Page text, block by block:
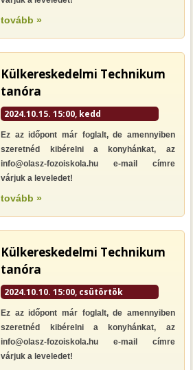
tovább »
Külkereskedelmi Technikum
tanóra
2024.10.15. 15:00, kedd
Ez az időpont már foglalt, de amennyiben
szeretnéd kibérelni a konyhánkat, az
info@olasz-fozoiskola.hu e-mail címre
várjuk a leveledet!
tovább »
Külkereskedelmi Technikum
tanóra
2024.10.10. 15:00, csütörtök
Ez az időpont már foglalt, de amennyiben
szeretnéd kibérelni a konyhánkat, az
info@olasz-fozoiskola.hu e-mail címre
várjuk a leveledet!